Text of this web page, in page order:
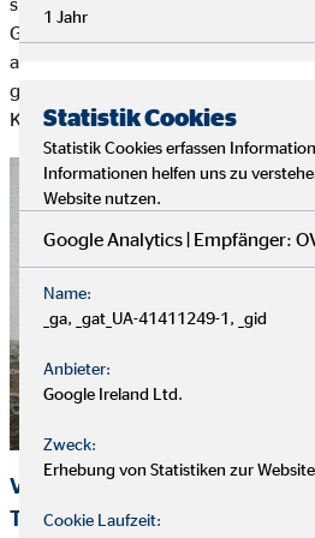
Gesicht zaubern – sei es ein Eis im
auf einem Stadtfest, eine Packung
gemütlichen Fernsehabend oder ein
Karussell während des alljährlichen
Vorweihnachtlicher Besuch
Tannenmühle im Erzgebirge (v.
1 Jahr
Statistik Cookies
Statistik Cookies erfassen
Informationen helfen uns zu
Website nutzen.
Google Analytics | Empfänger:
Name:
_ga, _gat_UA-41411249-1, _gid
Anbieter:
Google Ireland Ltd.
Zweck:
Erhebung von Statistiken zur
Cookie Laufzeit: